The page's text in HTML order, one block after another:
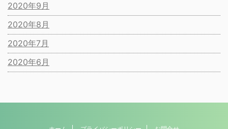
2020年9月
2020年8月
2020年7月
2020年6月